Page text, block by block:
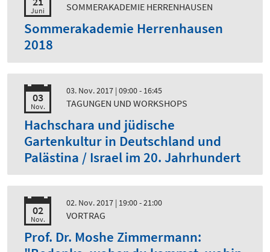
Juni SOMMERAKADEMIE HERRENHAUSEN
Sommerakademie Herrenhausen
2018
03
Nov.
03. Nov. 2017 | 09:00 - 16:45
TAGUNGEN UND WORKSHOPS
Hachschara und jüdische
Gartenkultur in Deutschland und
Palästina / Israel im 20. Jahrhundert
02
Nov.
02. Nov. 2017 | 19:00 - 21:00
VORTRAG
Prof. Dr. Moshe Zimmermann: